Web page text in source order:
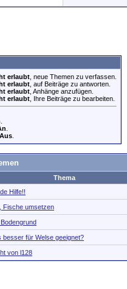
erlaubt , neue Themen zu verfassen.
erlaubt , auf Beiträge zu antworten.
erlaubt , Anhänge anzufügen.
erlaubt , Ihre Beiträge zu bearbeiten.
Aus
Thema
Hilfe!!
Fische umsetzen
besser für Welse geeignet?
von l128